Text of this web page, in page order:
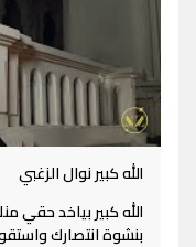
الله كبير نوال الزغبي
الله كبير بياخد
بنشوة انتصارك